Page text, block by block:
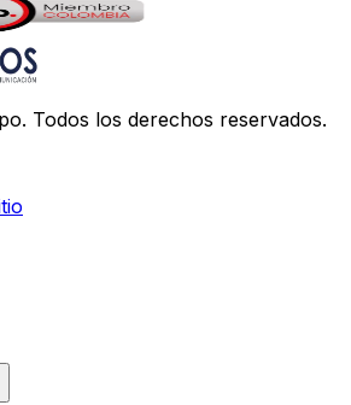
. Todos los derechos reservados.